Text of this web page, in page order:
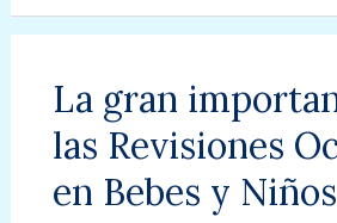
ojos
con
de
Pupila,
Lo
mejor
la
La gran
las Revisiones
en Bebes y Niños